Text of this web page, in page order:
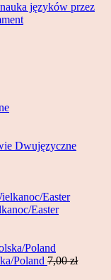
nauka języków przez
Dwujęzyczne
Easter
Poland 7,00zł